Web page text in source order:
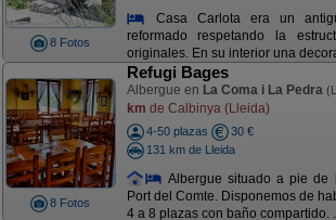
8 Fotos
Casa Carlota era un
reformado respetando la
originales. En su interior una
8 Fotos
Refugi Bages
Albergue en La Coma i La Pedra
km de Calbinya (Lleida)
4-50 plazas
30 €
131 km de Lleida
Albergue situado a pie de
Port del Comte. Disponemos de
4 a 8 plazas con baño compartido.